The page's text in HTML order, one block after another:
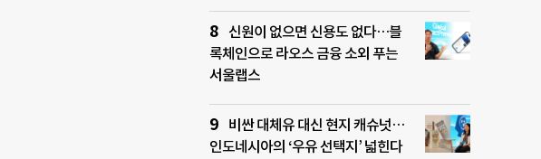
신원이 없으면 신용도 없다…블
록체인으로 라오스 금융 소외 푸는
서울랩스
비싼 대체유 대신 현지 캐슈넛…
인도네시아의 ‘우유 선택지’ 넓힌다